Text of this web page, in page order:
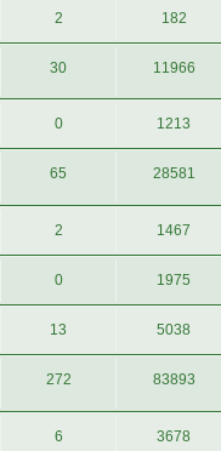
2 182
30 11966
0 1213
65 28581
2 1467
0 1975
13 5038
272 83893
6 3678